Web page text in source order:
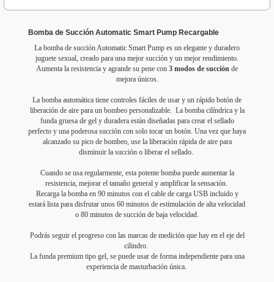
Bomba de Succión Automatic Smart Pump Recargable
La bomba de succión Automatic Smart Pump es un elegante y duradero
juguete sexual, creado para una mejor succión y un mejor rendimiento.
Aumenta la resistencia y agrande su pene con 3 modos de succión de
mejora únicos.
La bomba automática tiene controles fáciles de usar y un rápido botón de
liberación de aire para un bombeo personalizable. La bomba cilíndrica y la
funda gruesa de gel y duradera están diseñadas para crear el sellado
perfecto y una poderosa succión con solo tocar un botón. Una vez que haya
alcanzado su pico de bombeo, use la liberación rápida de aire para
disminuir la succión o liberar el sellado.
Cuando se usa regularmente, esta potente bomba puede aumentar la
resistencia, mejorar el tamaño general y amplificar la sensación.
Recarga la bomba en 90 minutos con el cable de carga USB incluido y
estará lista para disfrutar unos 60 minutos de estimulación de alta velocidad
o 80 minutos de succión de baja velocidad.
Podrás seguir el progreso con las marcas de medición que hay en el eje del
cilindro.
La funda premium tipo gel, se puede usar de forma independiente para una
experiencia de masturbación única.